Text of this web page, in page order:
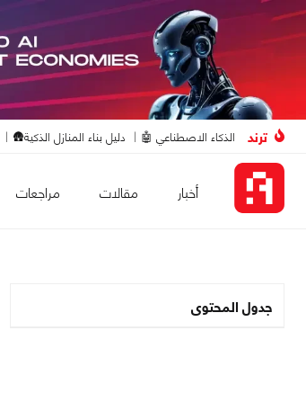
ترند الذكاء الاصطناعي 🤖 دليل بناء المنازل الذكية🛖
أخبار مقالات مراجعات
جدول المحتوى